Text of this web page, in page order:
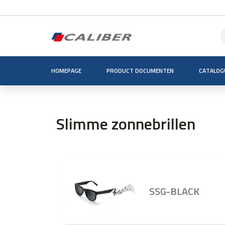
HOMEPAGE PRODUCT DOCUMENTEN
Slimme zonnebrillen
SSG-BLACK